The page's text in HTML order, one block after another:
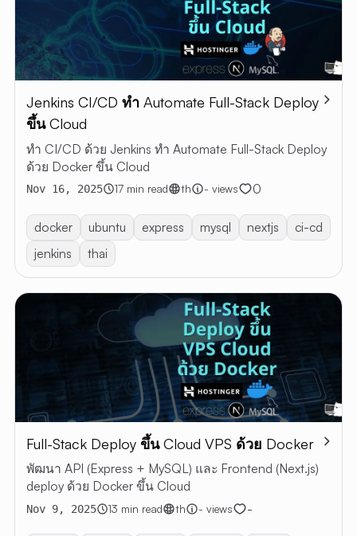
Jenkins CI/CD ทำ Automate Full-Stack Deploy
ขึ้น Cloud
ทำ CI/CD ด้วย Jenkins ทำ Automate Full-Stack Deploy
ด้วย Docker ขึ้น Cloud
Nov 16, 2025 17 min read th - views 0
docker ubuntu express mysql nextjs
ci-cd
jenkins
thai
Full-Stack Deploy ขึ้น Cloud VPS ด้วย Docker
พัฒนา API (Express + MySQL) และ Frontend (Next.js)
deploy ด้วย Docker ขึ้น Cloud
Nov 9, 2025 13 min read th - views -